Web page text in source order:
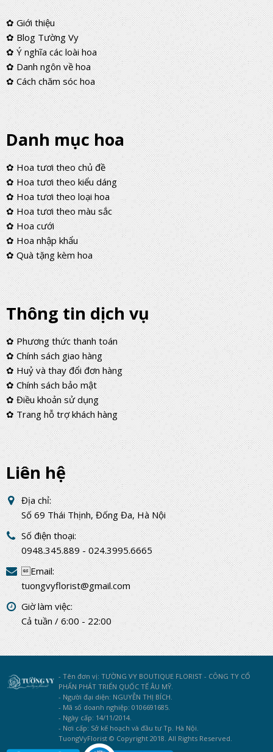
✿ Giới thiệu
✿ Blog Tường Vy
✿ Ý nghĩa các loài hoa
✿ Danh ngôn về hoa
✿ Cách chăm sóc hoa
Danh mục hoa
✿ Hoa tươi theo chủ đề
✿ Hoa tươi theo kiểu dáng
✿ Hoa tươi theo loại hoa
✿ Hoa tươi theo màu sắc
✿ Hoa cưới
✿ Hoa nhập khẩu
✿ Quà tặng kèm hoa
Thông tin dịch vụ
✿ Phương thức thanh toán
✿ Chính sách giao hàng
✿ Huỷ và thay đổi đơn hàng
✿ Chính sách bảo mật
✿ Điều khoản sử dụng
✿ Trang hỗ trợ khách hàng
Liên hệ
Địa chỉ:
Số 69 Thái Thịnh, Đống Đa, Hà Nội
Số điện thoại:
0948.345.889 - 024.3995.6665
Email:
tuongvyflorist@gmail.com
Giờ làm việc:
Cả tuần / 6:00 - 22:00
- Tên đơn vị: TƯỜNG VY BOUTIQUE FLORIST - CÔNG TY CỔ
PHẨN PHÁT TRIỂN QUỐC TẾ ÂU MỸ.
- Người đại diện: NGUYỄN THỊ BÍCH.
- Mã số doanh nghiệp: 0106691685.
- Ngày cấp: 14/11/2014.
- Nơi cấp: Sở kế hoạch và đầu tư Tp. Hà Nội.
TuongVyFlorist © Copyright 2018. All Rights Reserved.